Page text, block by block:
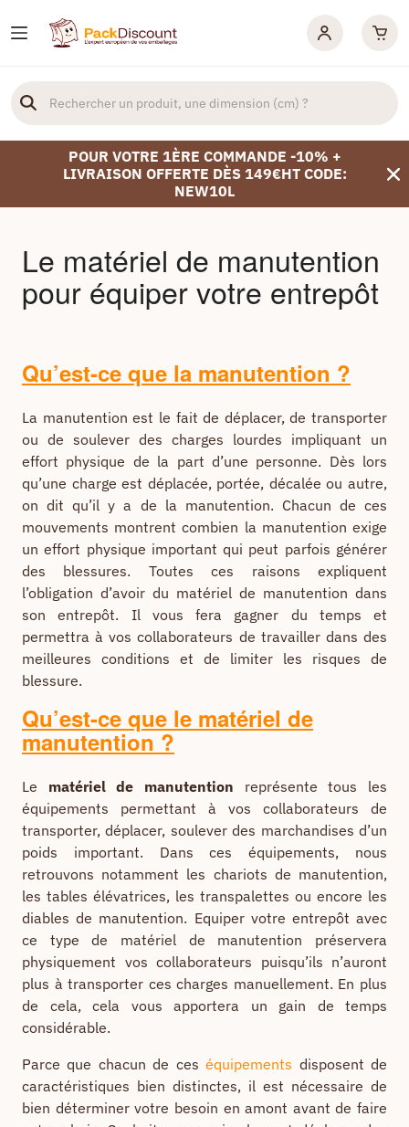
POUR VOTRE 1ÈRE COMMANDE -10% +
LIVRAISON OFFERTE DÈS 149€HT CODE:
NEW10L
Le matériel de manutention
pour équiper votre entrepôt
Qu’est-ce que la manutention ?
La manutention est le fait de déplacer, de transporter
ou de soulever des charges lourdes impliquant un
effort physique de la part d’une personne. Dès lors
qu’une charge est déplacée, portée, décalée ou autre,
on dit qu’il y a de la manutention. Chacun de ces
mouvements montrent combien la manutention exige
un effort physique important qui peut parfois générer
des blessures. Toutes ces raisons expliquent
l’obligation d’avoir du matériel de manutention dans
son entrepôt. Il vous fera gagner du temps et
permettra à vos collaborateurs de travailler dans des
meilleures conditions et de limiter les risques de
blessure.
Qu’est-ce que le matériel de
manutention ?
Le matériel de manutention représente tous les
équipements permettant à vos collaborateurs de
transporter, déplacer, soulever des marchandises d’un
poids important. Dans ces équipements, nous
retrouvons notamment les chariots de manutention,
les tables élévatrices, les transpalettes ou encore les
diables de manutention. Equiper votre entrepôt avec
ce type de matériel de manutention préservera
physiquement vos collaborateurs puisqu’ils n’auront
plus à transporter ces charges manuellement. En plus
de cela, cela vous apportera un gain de temps
considérable.
Parce que chacun de ceséquipements disposent de
caractéristiques bien distinctes, il est nécessaire de
bien déterminer votre besoin en amont avant de faire